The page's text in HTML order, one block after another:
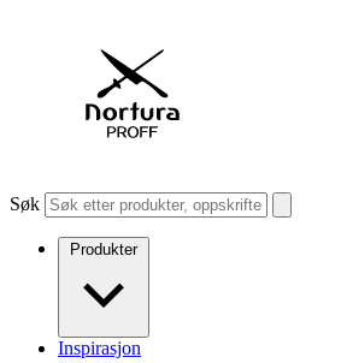
Søk
Produkter
Inspirasjon